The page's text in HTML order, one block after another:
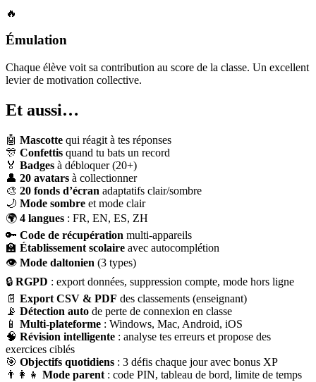
🔥
Émulation
Chaque élève voit sa contribution au score de la classe. Un excellent
levier de motivation collective.
Et aussi…
🤖 Mascotte qui réagit à tes réponses
🎊 Confettis quand tu bats un record
🏅 Badges à débloquer (20+)
👤 20 avatars à collectionner
🎨 20 fonds d’écran adaptatifs clair/sombre
🌙 Mode sombre et mode clair
🌍 4 langues : FR, EN, ES, ZH
🔑 Code de récupération multi-appareils
🏫 Établissement scolaire avec autocomplétion
👁 Mode daltonien (3 types)
🔒 RGPD : export données, suppression compte, mode hors ligne
📄 Export CSV & PDF des classements (enseignant)
📡 Détection auto de perte de connexion en classe
📱 Multi-plateforme : Windows, Mac, Android, iOS
🧠 Révision intelligente : analyse tes erreurs et propose des
exercices ciblés
🎯 Objectifs quotidiens : 3 défis chaque jour avec bonus XP
👨‍👩‍👧 Mode parent : code PIN, tableau de bord, limite de temps